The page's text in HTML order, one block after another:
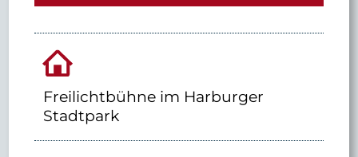
Freilichtbühne im Harburger
Stadtpark